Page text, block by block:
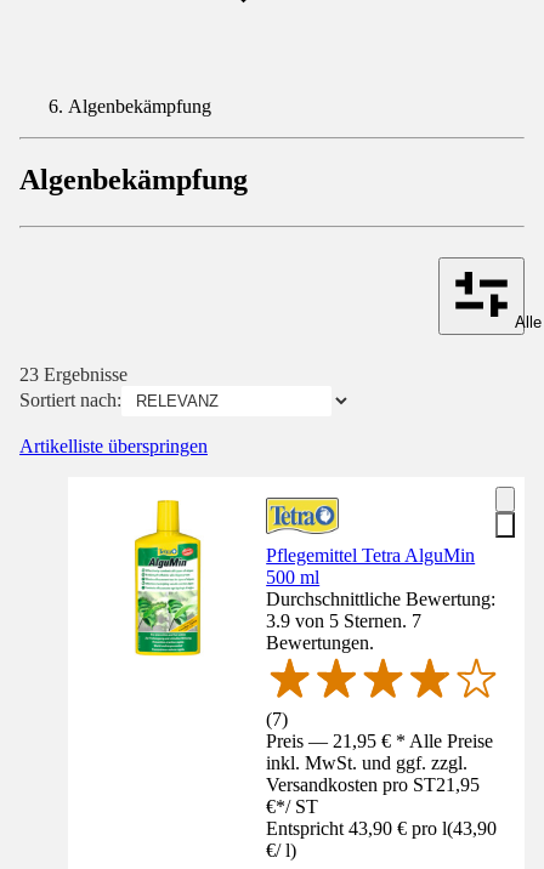
Algenbekämpfung
Algenbekämpfung
23 Ergebnisse
Sortiert nach:
Artikelliste überspringen
Pflegemittel Tetra AlguMin
500 ml
Durchschnittliche Bewertung:
3.9 von 5 Sternen. 7
Bewertungen.
(7)
Preis — 21,95 € * Alle Preise
inkl. MwSt. und ggf. zzgl.
Versandkosten pro ST21,95
€*/ ST
Entspricht 43,90 € pro l(43,90
€/ l)